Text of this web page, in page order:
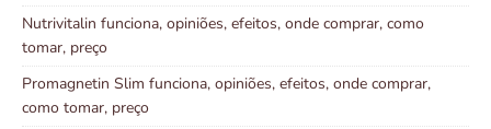
Nutrivitalin funciona, opiniões, efeitos, onde comprar, como
tomar, preço
Promagnetin Slim funciona, opiniões, efeitos, onde comprar,
como tomar, preço